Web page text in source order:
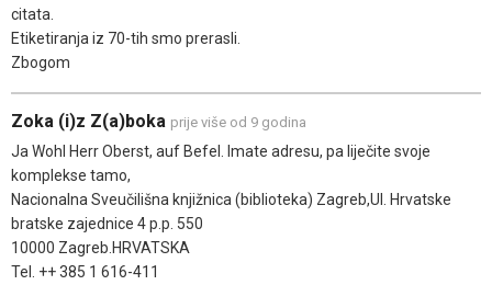
citata.
Etiketiranja iz 70-tih smo prerasli.
Zbogom
Zoka (i)z Z(a)boka prije više od 9 godina
Ja Wohl Herr Oberst, auf Befel. Imate adresu, pa liječite svoje
komplekse tamo,
Nacionalna Sveučilišna knjižnica (biblioteka) Zagreb,Ul. Hrvatske
bratske zajednice 4 p.p. 550
10000 Zagreb.HRVATSKA
Tel. ++ 385 1 616-411